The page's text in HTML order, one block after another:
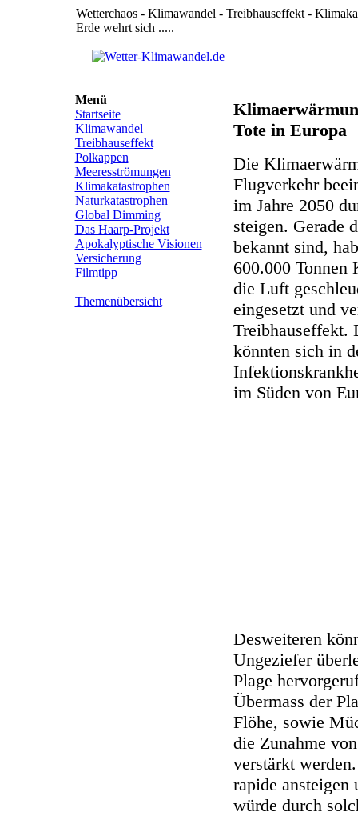
Wetterchaos - Klimawandel - Treibhauseffekt -
Erde wehrt sich .....
Menü
Startseite
Klimawandel
Treibhauseffekt
Polkappen
Meeresströmungen
Klimakatastrophen
Naturkatastrophen
Global Dimming
Das Haarp-Projekt
Apokalyptische Visionen
Versicherung
Filmtipp
Themenübersicht
Tote in Europa
Die
Flugverkehr
im Jahre 2050
steigen. Gerade
bekannt sind,
600.000 Tonnen
die Luft
eingesetzt und
Treibhauseffekt.
könnten sich in
im Süden von
Desweiteren
Ungeziefer
Plage
Übermass der
Flöhe, sowie
die Zunahme
verstärkt
rapide ansteigen
würde durch